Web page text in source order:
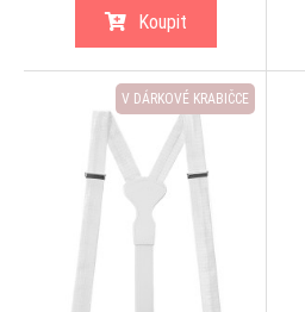
Koupit
V DÁRKOVÉ KRABIČCE